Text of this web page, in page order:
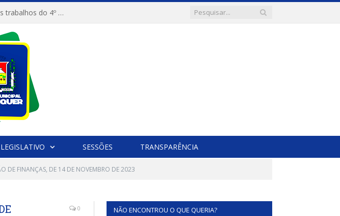
Câmara Municipal de Alenquer realiza abertura dos trabalhos do 4º Período Legislativo
SESSÕES TRANSPARÊNCIA
DE FINANÇAS, DE 14 DE NOVEMBRO DE 2023
0 NÃO ENCONTROU O QUE QUERIA?